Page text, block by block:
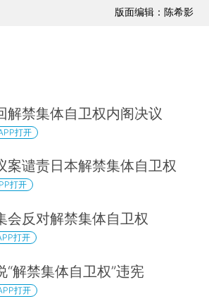
版面编辑：陈希影
解禁集体自卫权内阁决议
打开
案谴责日本解禁集体自卫权
打开
会反对解禁集体自卫权
打开
“解禁集体自卫权”违宪
打开